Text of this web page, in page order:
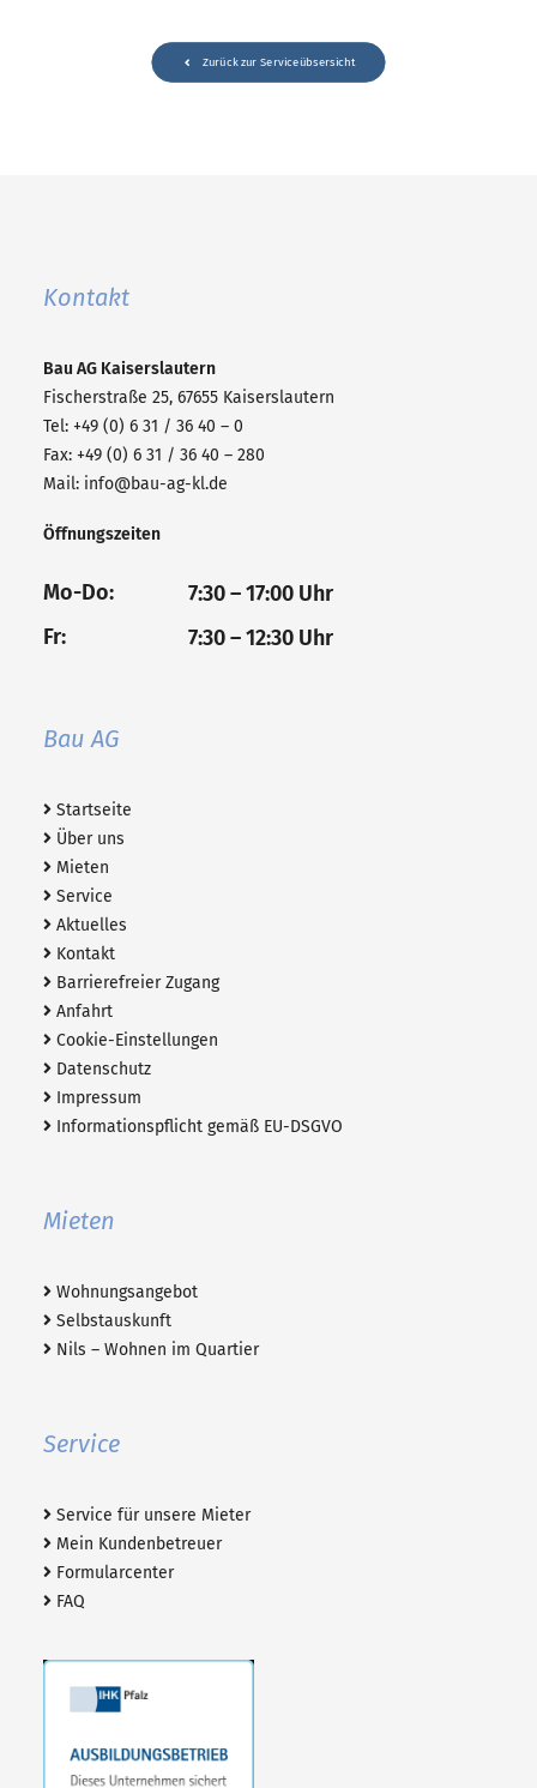
Zurück zur Serviceübsersicht
Kontakt
Bau AG Kaiserslautern
Fischerstraße 25, 67655 Kaiserslautern
Tel: +49 (0) 6 31 / 36 40 – 0
Fax: +49 (0) 6 31 / 36 40 – 280
Mail: info@bau-ag-kl.de
Öffnungszeiten
Mo-Do:
7:30 – 17:00 Uhr
Fr:
7:30 – 12:30 Uhr
Bau AG
Startseite
Über uns
Mieten
Service
Aktuelles
Kontakt
Barrierefreier Zugang
Anfahrt
Cookie-Einstellungen
Datenschutz
Impressum
Informationspflicht gemäß EU-DSGVO
Mieten
Wohnungsangebot
Selbstauskunft
Nils – Wohnen im Quartier
Service
Service für unsere Mieter
Mein Kundenbetreuer
Formularcenter
FAQ